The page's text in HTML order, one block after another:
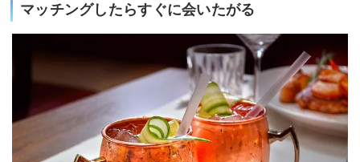
マッチングしたらすぐに会いたがる